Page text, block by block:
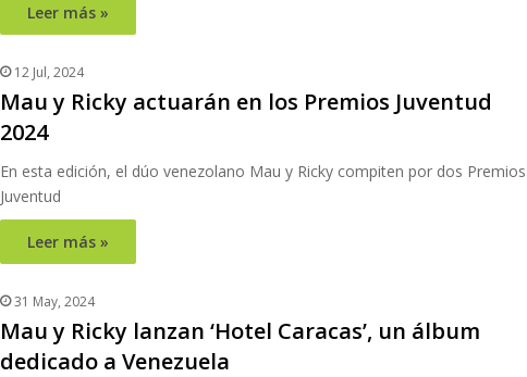
Leer más »
12 Jul, 2024
Mau y Ricky actuarán en los Premios Juventud
2024
En esta edición, el dúo venezolano Mau y Ricky compiten por dos Premios
Juventud
Leer más »
31 May, 2024
Mau y Ricky lanzan ‘Hotel Caracas’, un álbum
dedicado a Venezuela